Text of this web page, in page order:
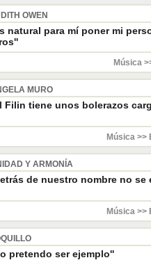
OWEN
natural para mí poner mi
Música
MURO
Filin tiene unos bolerazos
Música >>
Y ARMONÍA
de nuestro nombre no
Música >>
pretendo ser ejemplo''